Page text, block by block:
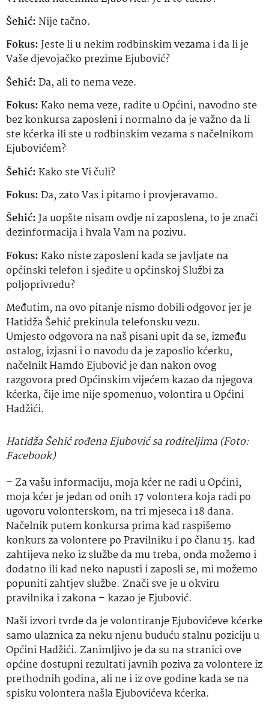
Šehić:Nije tačno.
Fokus:Jeste li u nekim rodbinskim vezama i da li je
Vaše djevojačko prezime Ejubović?
Šehić:Da, ali to nema veze.
Fokus:Kako nema veze, radite u Općini, navodno ste
bez konkursa zaposleni i normalno da je važno da li
ste kćerka ili ste u rodbinskim vezama s načelnikom
Ejubovićem?
Šehić:Kako ste Vi čuli?
Fokus:Da, zato Vas i pitamo i provjeravamo.
Šehić:Ja uopšte nisam ovdje ni zaposlena, to je znači
dezinformacija i hvala Vam na pozivu.
Fokus:Kako niste zaposleni kada se javljate na
općinski telefon i sjedite u općinskoj Službi za
poljoprivredu?
Međutim, na ovo pitanje nismo dobili odgovor jer je
Hatidža Šehić prekinula telefonsku vezu.
Umjesto odgovora na naš pisani upit da se, između
ostalog, izjasni i o navodu da je zaposlio kćerku,
načelnik Hamdo Ejubović je dan nakon ovog
razgovora pred Općinskim vijećem kazao da njegova
kćerka, čije ime nije spomenuo, volontira u Općini
Hadžići.
Hatidža Šehić rođena Ejubović sa roditeljima (Foto:
Facebook)
– Za vašu informaciju, moja kćer ne radi u Općini,
moja kćer je jedan od onih 17 volontera koja radi po
ugovoru volonterskom, na tri mjeseca i 18 dana.
Načelnik putem konkursa prima kad raspišemo
konkurs za volontere po Pravilniku i po članu 15. kad
zahtijeva neko iz službe da mu treba, onda možemo i
dodatno ili kad neko napusti i zaposli se, mi možemo
popuniti zahtjev službe. Znači sve je u okviru
pravilnika i zakona – kazao je Ejubović.
Naši izvori tvrde da je volontiranje Ejubovićeve kćerke
samo ulaznica za neku njenu buduću stalnu poziciju u
Općini Hadžići. Zanimljivo je da su na stranici ove
općine dostupni rezultati javnih poziva za volontere iz
prethodnih godina, ali ne i iz ove godine kada se na
spisku volontera našla Ejubovićeva kćerka.